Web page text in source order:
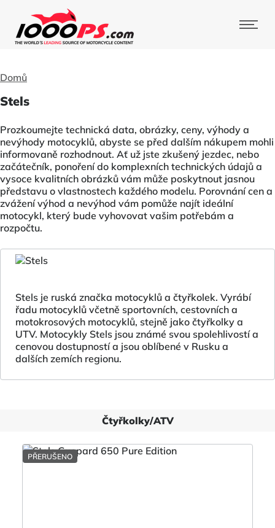
Domů
Stels
Prozkoumejte technická data, obrázky, ceny, výhody a
nevýhody motocyklů, abyste se před dalším nákupem mohli
informovaně rozhodnout. Ať už jste zkušený jezdec, nebo
začátečník, ponoření do komplexních technických údajů a
vysoce kvalitních obrázků vám může poskytnout jasnou
představu o vlastnostech každého modelu. Porovnání cen a
zvážení výhod a nevýhod vám pomůže najít ideální
motocykl, který bude vyhovovat vašim potřebám a
rozpočtu.
Stels je ruská značka motocyklů a čtyřkolek. Vyrábí
řadu motocyklů včetně sportovních, cestovních a
motokrosových motocyklů, stejně jako čtyřkolky a
UTV. Motocykly Stels jsou známé svou spolehlivostí a
cenovou dostupností a jsou oblíbené v Rusku a
dalších zemích regionu.
Čtyřkolky/ATV
PŘERUŠENO